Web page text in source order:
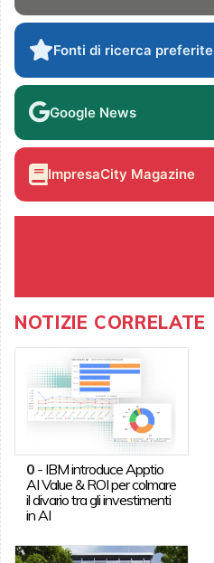
Fonti di ricerca preferite
Google News
ImpresaCity Magazine
NOTIZIE CORRELATE
0- IBM introduce Apptio
AI Value & ROI per colmare
il divario tra gli investimenti
in AI